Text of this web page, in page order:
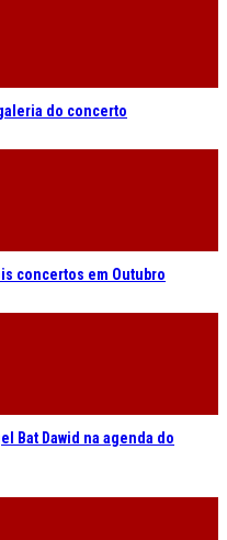
do concerto
concertos em Outubro
Bat Dawid na agenda do